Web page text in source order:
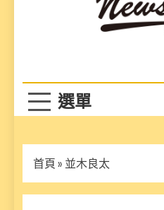
首頁 » 並木良太